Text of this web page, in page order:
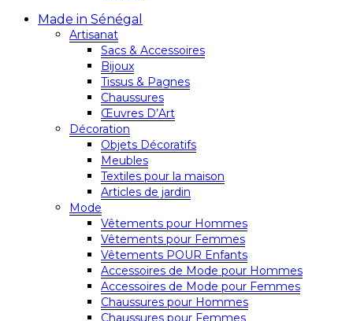
Made in Sénégal
Artisanat
Sacs & Accessoires
Bijoux
Tissus & Pagnes
Chaussures
Œuvres D’Art
Décoration
Objets Décoratifs
Meubles
Textiles pour la maison
Articles de jardin
Mode
Vêtements pour Hommes
Vêtements pour Femmes
Vêtements POUR Enfants
Accessoires de Mode pour Hommes
Accessoires de Mode pour Femmes
Chaussures pour Hommes
Chaussures pour Femmes